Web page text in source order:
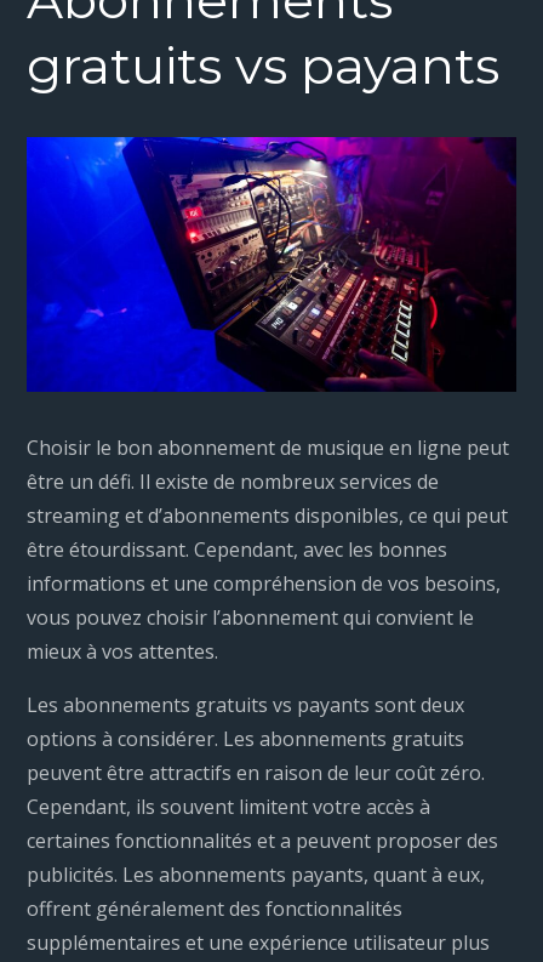
gratuits vs payants
Choisir le bon abonnement de musique en ligne peut
être un défi. Il existe de nombreux services de
streaming et d’abonnements disponibles, ce qui peut
être étourdissant. Cependant, avec les bonnes
informations et une compréhension de vos besoins,
vous pouvez choisir l’abonnement qui convient le
mieux à vos attentes.
Les abonnements gratuits vs payants sont deux
options à considérer. Les abonnements gratuits
peuvent être attractifs en raison de leur coût zéro.
Cependant, ils souvent limitent votre accès à
certaines fonctionnalités et a peuvent proposer des
publicités. Les abonnements payants, quant à eux,
offrent généralement des fonctionnalités
supplémentaires et une expérience utilisateur plus